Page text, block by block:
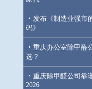
· 发布《制造业强市
码》
· 重庆办公室除甲醛
选？
· 重庆除甲醛公司靠
2026